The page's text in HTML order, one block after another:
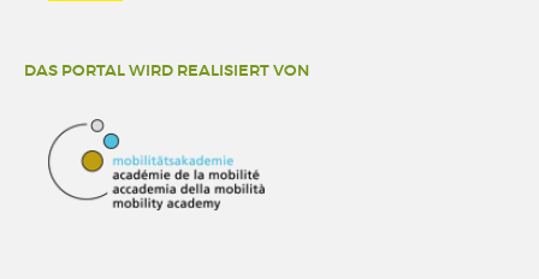
DAS PORTAL WIRD REALISIERT VON